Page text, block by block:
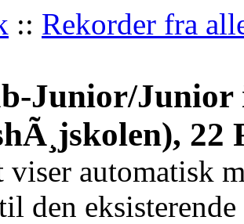
:: Rekorder fra
Junior/Junior
22
viser automatisk
den